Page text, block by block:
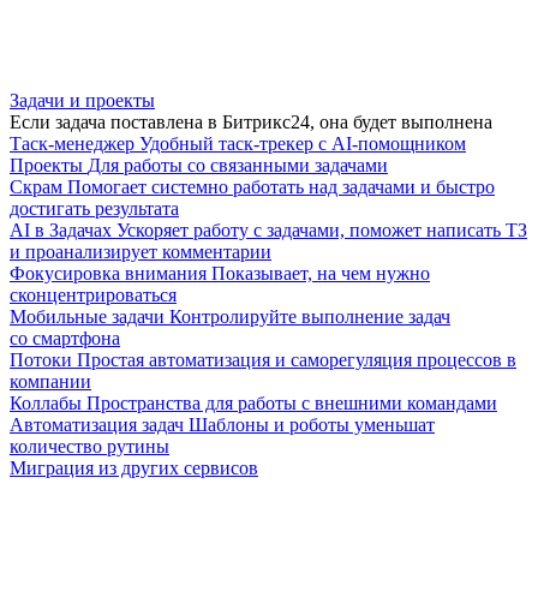
Задачи и проекты
Если задача поставлена в Битрикс24, она будет выполнена
Таск-менеджер Удобный таск-трекер с AI-помощником
Проекты Для работы со связанными задачами
Скрам Помогает системно работать над задачами и быстро
достигать результата
AI в Задачах Ускоряет работу с задачами, поможет написать ТЗ
и проанализирует комментарии
Фокусировка внимания Показывает, на чем нужно
сконцентрироваться
Мобильные задачи Контролируйте выполнение задач
со смартфона
Потоки Простая автоматизация и саморегуляция процессов в
компании
Коллабы Пространства для работы с внешними командами
Автоматизация задач Шаблоны и роботы уменьшат
количество рутины
Миграция из других сервисов